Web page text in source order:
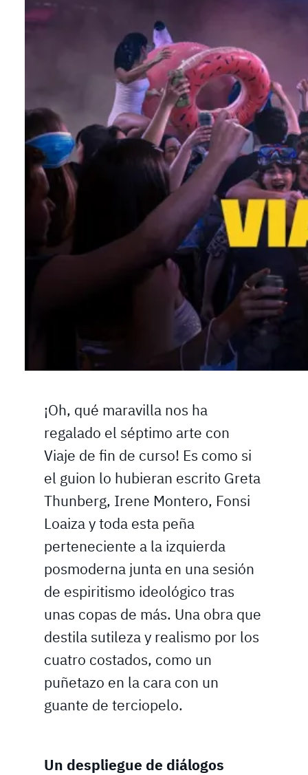
¡Oh, qué maravilla nos ha
regalado el séptimo arte con
Viaje de fin de curso! Es como si
el guion lo hubieran escrito Greta
Thunberg, Irene Montero, Fonsi
Loaiza y toda esta peña
perteneciente a la izquierda
posmoderna junta en una sesión
de espiritismo ideológico tras
unas copas de más. Una obra que
destila sutileza y realismo por los
cuatro costados, como un
puñetazo en la cara con un
guante de terciopelo.
Un despliegue de diálogos